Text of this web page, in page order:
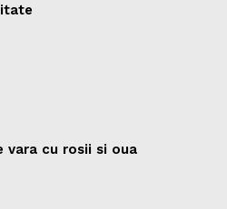
vara cu rosii si oua